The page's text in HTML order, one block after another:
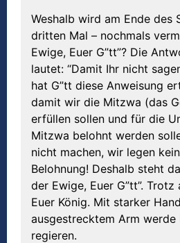
Weshalb wird am Ende des
dritten Mal – nochmals
Ewige, Euer G”tt”? Die
lautet: “Damit Ihr nicht
hat G”tt diese Anweisung
damit wir die Mitzwa (das
erfüllen sollen und für die
Mitzwa belohnt werden
nicht machen, wir legen
Belohnung! Deshalb steht
der Ewige, Euer G”tt”.
Euer König. Mit starker
ausgestrecktem Arm werde
regieren.